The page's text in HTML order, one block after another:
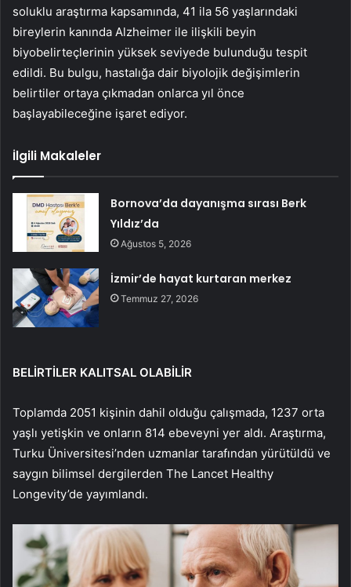
soluklu araştırma kapsamında, 41 ila 56 yaşlarındaki
bireylerin kanında Alzheimer ile ilişkili beyin
biyobelirteçlerinin yüksek seviyede bulunduğu tespit
edildi. Bu bulgu, hastalığa dair biyolojik değişimlerin
belirtiler ortaya çıkmadan onlarca yıl önce
başlayabileceğine işaret ediyor.
İlgili Makaleler
Bornova’da dayanışma sırası Berk
Yıldız’da
Ağustos 5, 2026
İzmir’de hayat kurtaran merkez
Temmuz 27, 2026
BELİRTİLER KALITSAL OLABİLİR
Toplamda 2051 kişinin dahil olduğu çalışmada, 1237 orta
yaşlı yetişkin ve onların 814 ebeveyni yer aldı. Araştırma,
Turku Üniversitesi’nden uzmanlar tarafından yürütüldü ve
saygın bilimsel dergilerden The Lancet Healthy
Longevity’de yayımlandı.